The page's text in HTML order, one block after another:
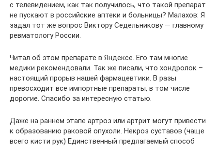
с телевидением, как так получилось, что такой препарат
не пускают в российские аптеки и больницы? Малахов: Я
задал тот же вопрос Виктору Седельникову — главному
ревматологу России.
Читал об этом препарате в Яндeкce. Его там многие
медики рекомендовали. Так же писали, что хондролок –
настоящий прорыв нашей фармацевтики. В разы
превосходит все импортные препараты, в том числе
дорогие. Спасибо за интересную статью.
Даже на раннем этапе артроз или артрит могут привести
к образованию раковой опухоли. Некроз суставов (чаще
всего кисти рук) Единственный предлагаемый способ